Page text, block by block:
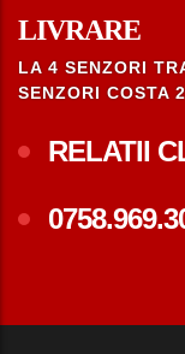
LIVRARE
LA 4 SENZORI
SENZORI COSTA
RELATII